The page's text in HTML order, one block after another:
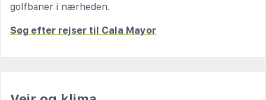
golfbaner i nærheden.
Søg efter rejser til Cala Mayor